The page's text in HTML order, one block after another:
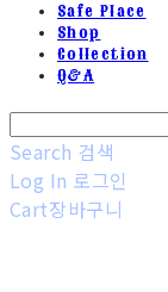
Safe Place
Shop
Collection
Q&A
Search 검색
Log In 로그인
Cart장바구니